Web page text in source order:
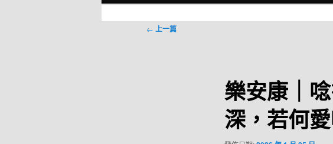
文
← 上一篇
樂安康｜
深，若何